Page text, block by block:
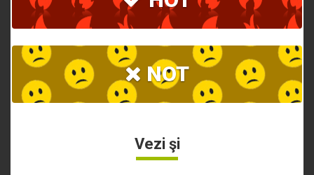
NOT
Vezi şi